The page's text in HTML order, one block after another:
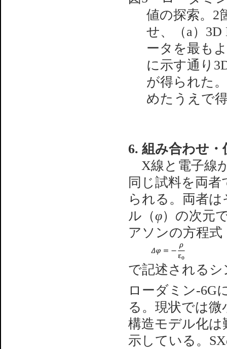
値の探索。2
せ、（a）
ータを最も
に示す通り
が得られた
めたうえで
6. 組み合わせ
X線と電子線
同じ試料を両
られる。両者
ル（φ）の次元
アソンの方程式
で記述される
ローダミン-6G
る。現状では
構造モデル化
示している。